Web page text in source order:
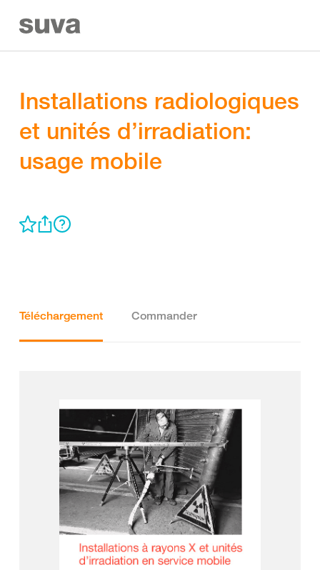
Installations radiologiques
et unités d’irradiation:
usage mobile
Téléchargement Commander